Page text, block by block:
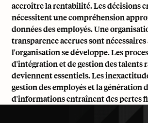
accroître la rentabilité. Les décisions
nécessitent une compréhension
données des employés. Une
transparence accrues sont nécessaires
l'organisation se développe. Les
d'intégration et de gestion des talents
deviennent essentiels. Les
gestion des employés et la génération
d'informations entraînent des pertes